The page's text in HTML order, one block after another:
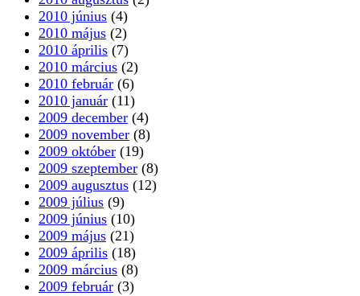
2010 június (4)
2010 május (2)
2010 április (7)
2010 március (2)
2010 február (6)
2010 január (11)
2009 december (4)
2009 november (8)
2009 október (19)
2009 szeptember (8)
2009 augusztus (12)
2009 július (9)
2009 június (10)
2009 május (21)
2009 április (18)
2009 március (8)
2009 február (3)